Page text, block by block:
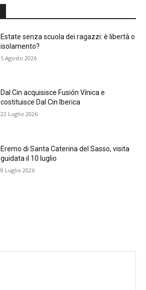
Estate senza scuola dei ragazzi: è libertà o
isolamento?
5 Agosto 2026
Dal Cin acquisisce Fusión Vínica e
costituisce Dal Cin Iberica
22 Luglio 2026
Eremo di Santa Caterina del Sasso, visita
guidata il 10 luglio
8 Luglio 2026